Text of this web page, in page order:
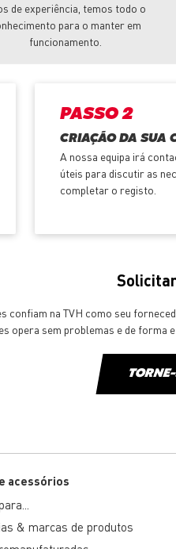
de experiência, temos todo o
para o manter em
funcionamento.
PASSO 2
CRIAÇÃO DA SUA
A nossa equipa irá
úteis para discutir as
completar o registo.
confiam na TVH como seu
opera sem problemas e de forma
acessórios
& marcas de produtos